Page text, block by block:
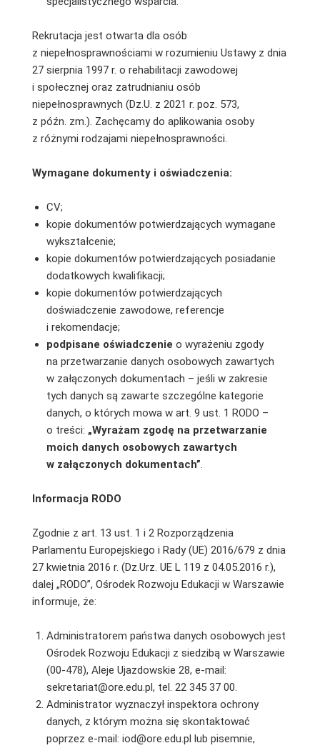
Rekrutacja jest otwarta dla osób
z niepełnosprawnościami w rozumieniu Ustawy z dnia
27 sierpnia 1997 r. o rehabilitacji zawodowej
i społecznej oraz zatrudnianiu osób
niepełnosprawnych (Dz.U. z 2021 r. poz. 573,
z późn. zm.). Zachęcamy do aplikowania osoby
z różnymi rodzajami niepełnosprawności.
Wymagane dokumenty i oświadczenia:
CV;
kopie dokumentów potwierdzających wymagane
wykształcenie;
kopie dokumentów potwierdzających posiadanie
dodatkowych kwalifikacji;
kopie dokumentów potwierdzających
doświadczenie zawodowe, referencje
i rekomendacje;
podpisane oświadczenie o wyrażeniu zgody
na przetwarzanie danych osobowych zawartych
w załączonych dokumentach – jeśli w zakresie
tych danych są zawarte szczególne kategorie
danych, o których mowa w art. 9 ust. 1 RODO –
o treści: „Wyrażam zgodę na przetwarzanie
moich danych osobowych zawartych
w załączonych dokumentach”.
Informacja RODO
Zgodnie z art. 13 ust. 1 i 2 Rozporządzenia
Parlamentu Europejskiego i Rady (UE) 2016/679 z dnia
27 kwietnia 2016 r. (Dz.Urz. UE L 119 z 04.05.2016 r.),
dalej „RODO”, Ośrodek Rozwoju Edukacji w Warszawie
informuje, że:
Administratorem państwa danych osobowych jest
Ośrodek Rozwoju Edukacji z siedzibą w Warszawie
(00-478), Aleje Ujazdowskie 28, e-mail:
sekretariat@ore.edu.pl, tel. 22 345 37 00.
Administrator wyznaczył inspektora ochrony
danych, z którym można się skontaktować
poprzez e-mail: iod@ore.edu.pl lub pisemnie,